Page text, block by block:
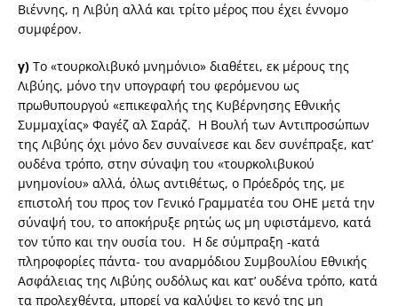
Βιέννης, η Λιβύη αλλά και τρίτο μέρος που έχει έννομο
συμφέρον.
γ) Το «τουρκολιβυκό μνημόνιο» διαθέτει, εκ μέρους της
Λιβύης, μόνο την υπογραφή του φερόμενου ως
πρωθυπουργού «επικεφαλής της Κυβέρνησης Εθνικής
Συμμαχίας» Φαγέζ αλ Σαράζ. Η Βουλή των Αντιπροσώπων
της Λιβύης όχι μόνο δεν συναίνεσε και δεν συνέπραξε, κατ’
ουδένα τρόπο, στην σύναψη του «τουρκολιβυκού
μνημονίου» αλλά, όλως αντιθέτως, ο Πρόεδρός της, με
επιστολή του προς τον Γενικό Γραμματέα του ΟΗΕ μετά την
σύναψή του, το αποκήρυξε ρητώς ως μη υφιστάμενο, κατά
τον τύπο και την ουσία του. Η δε σύμπραξη -κατά
πληροφορίες πάντα- του αναρμόδιου Συμβουλίου Εθνικής
Ασφάλειας της Λιβύης ουδόλως και κατ’ ουδένα τρόπο, κατά
τα προλεχθέντα, μπορεί να καλύψει το κενό της μη